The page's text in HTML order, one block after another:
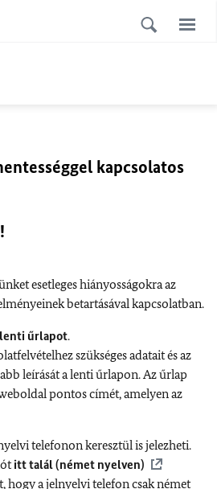
kapcsolatos
esetleges hiányosságokra az
betartásával kapcsolatban.
lenti űrlapot.
szükséges adatait és az
leírását a lenti űrlapon. Az űrlap
pontos címét, amelyen az
telefonon keresztül is jelezheti.
itt talál (német nyelven)
hogy a jelnyelvi telefon csak német